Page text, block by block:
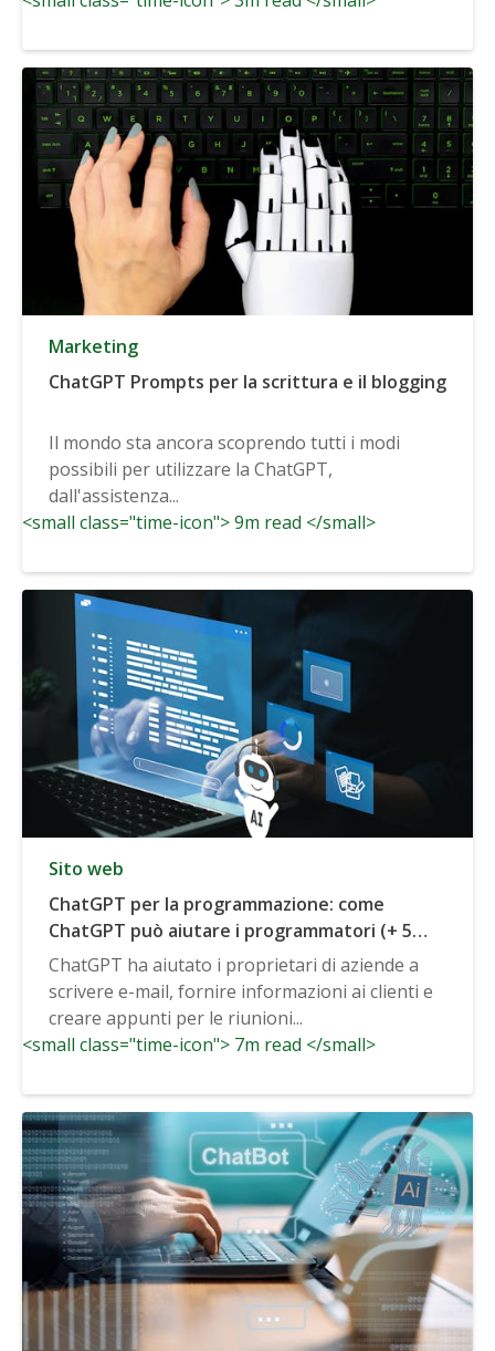
Marketing
ChatGPT Prompts per la scrittura e il blogging
Il mondo sta ancora scoprendo tutti i modi
possibili per utilizzare la ChatGPT,
dall'assistenza...
<small class="time-icon"> 9m read </small>
Sito web
ChatGPT per la programmazione: come
ChatGPT può aiutare i programmatori (+ 5
casi d'uso comuni)
ChatGPT ha aiutato i proprietari di aziende a
scrivere e-mail, fornire informazioni ai clienti e
creare appunti per le riunioni...
<small class="time-icon"> 7m read </small>